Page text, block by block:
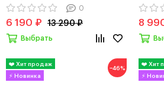
0
6 190 ₽ 13 290 ₽
Выбрать
8
−46%